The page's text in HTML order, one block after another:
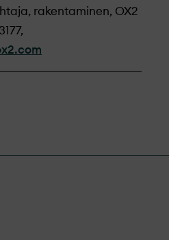
rakentaminen, OX2